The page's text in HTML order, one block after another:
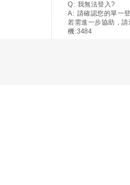
Q: 我無法登入?
A: 請確認您的單一
若需進一步協助，
機:3484